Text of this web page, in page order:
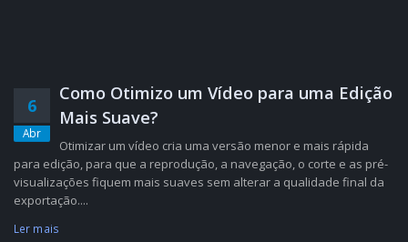
6
Abr
Como Otimizo um Vídeo para uma Edição
Mais Suave?
Otimizar um vídeo cria uma versão menor e mais rápida
para edição, para que a reprodução, a navegação, o corte e as pré-
visualizações fiquem mais suaves sem alterar a qualidade final da
exportação....
Ler mais